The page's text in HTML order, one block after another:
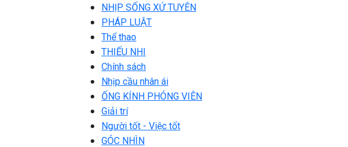
NHỊP SỐNG XỨ TUYÊN
PHÁP LUẬT
Thể thao
THIẾU NHI
Chính sách
Nhịp cầu nhân ái
ỐNG KÍNH PHÓNG VIÊN
Giải trí
Người tốt - Việc tốt
GÓC NHÌN